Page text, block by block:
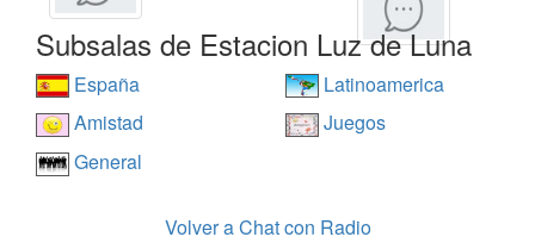
Subsalas de Estacion Luz de Luna
España
Latinoamerica
Amistad
Juegos
General
Volver a Chat con Radio